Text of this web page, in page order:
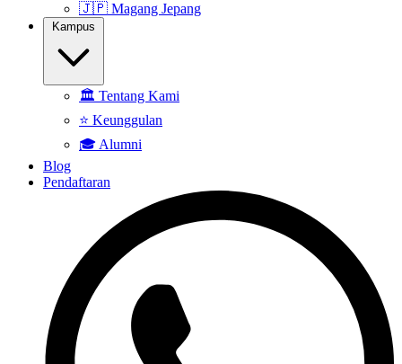
🇯🇵 Magang Jepang
🏛️ Tentang Kami
⭐ Keunggulan
🎓 Alumni
Blog
Pendaftaran